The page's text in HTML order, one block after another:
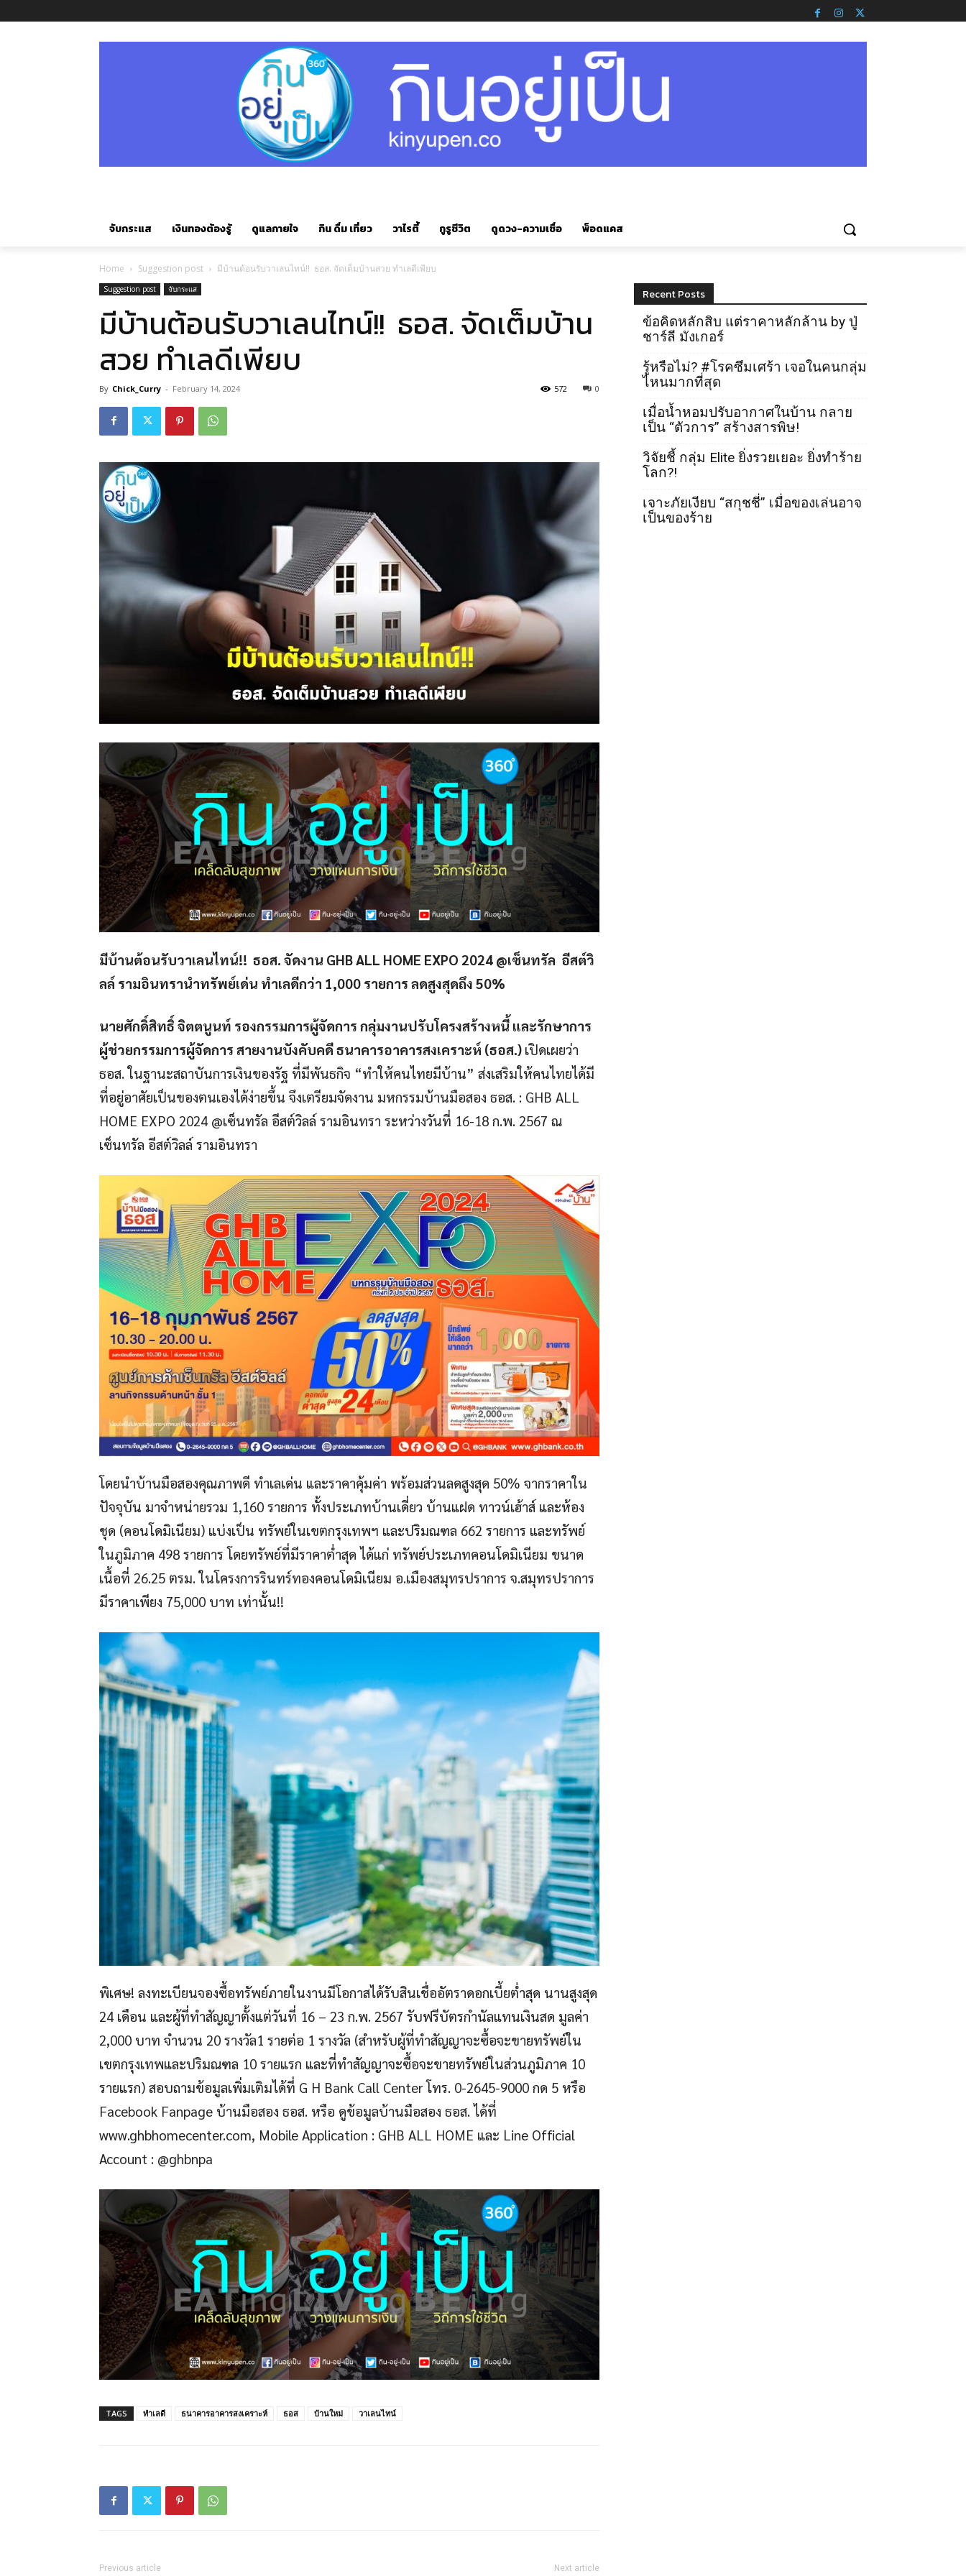
จับกระแส เงินทองต้องรู้ ดูแลกายใจ กิน ดื่ม เที่ยว วาไรตี้ กูรูชีวิต ดูดวง-ความเชื่อ พ็อดแคส
Home Suggestion post มีบ้านต้อนรับวาเลนไทน์!! ธอส. จัดเต็มบ้านสวย ทำเลดีเพียบ
Suggestion post จับกระแส
มีบ้านต้อนรับวาเลนไทน์!! ธอส. จัดเต็มบ้าน
สวย ทำเลดีเพียบ
By Chick_Curry - February 14, 2024 0
572
มีบ้านต้อนรับวาเลนไทน์!! ธอส. จัดงาน GHB ALL HOME EXPO 2024 @เซ็นทรัล อีสต์วิ
ลล์ รามอินทรานำทรัพย์เด่น ทำเลดีกว่า 1,000 รายการ ลดสูงสุดถึง 50%
นายศักดิ์สิทธิ์ จิตตนูนท์ รองกรรมการผู้จัดการ กลุ่มงานปรับโครงสร้างหนี้ และรักษาการ
ผู้ช่วยกรรมการผู้จัดการ สายงานบังคับคดี ธนาคารอาคารสงเคราะห์ (ธอส.) เปิดเผยว่า
ธอส. ในฐานะสถาบันการเงินของรัฐ ที่มีพันธกิจ “ทำให้คนไทยมีบ้าน” ส่งเสริมให้คนไทยได้มี
ที่อยู่อาศัยเป็นของตนเองได้ง่ายขึ้น จึงเตรียมจัดงาน มหกรรมบ้านมือสอง ธอส. : GHB ALL
HOME EXPO 2024 @เซ็นทรัล อีสต์วิลล์ รามอินทรา ระหว่างวันที่ 16-18 ก.พ. 2567 ณ
เซ็นทรัล อีสต์วิลล์ รามอินทรา
โดยนำบ้านมือสองคุณภาพดี ทำเลเด่น และราคาคุ้มค่า พร้อมส่วนลดสูงสุด 50% จากราคาใน
ปัจจุบัน มาจำหน่ายรวม 1,160 รายการ ทั้งประเภทบ้านเดี่ยว บ้านแฝด ทาวน์เฮ้าส์ และห้อง
ชุด (คอนโดมิเนียม) แบ่งเป็น ทรัพย์ในเขตกรุงเทพฯ และปริมณฑล 662 รายการ และทรัพย์
ในภูมิภาค 498 รายการ โดยทรัพย์ที่มีราคาต่ำสุด ได้แก่ ทรัพย์ประเภทคอนโดมิเนียม ขนาด
เนื้อที่ 26.25 ตรม. ในโครงการรินทร์ทองคอนโดมิเนียม อ.เมืองสมุทรปราการ จ.สมุทรปราการ
มีราคาเพียง 75,000 บาท เท่านั้น!!
พิเศษ! ลงทะเบียนจองซื้อทรัพย์ภายในงานมีโอกาสได้รับสินเชื่ออัตราดอกเบี้ยต่ำสุด นานสูงสุด
24 เดือน และผู้ที่ทำสัญญาตั้งแต่วันที่ 16 – 23 ก.พ. 2567 รับฟรีบัตรกำนัลแทนเงินสด มูลค่า
2,000 บาท จำนวน 20 รางวัล1 รายต่อ 1 รางวัล (สำหรับผู้ที่ทำสัญญาจะซื้อจะขายทรัพย์ใน
เขตกรุงเทพและปริมณฑล 10 รายแรก และที่ทำสัญญาจะซื้อจะขายทรัพย์ในส่วนภูมิภาค 10
รายแรก) สอบถามข้อมูลเพิ่มเติมได้ที่ G H Bank Call Center โทร. 0-2645-9000 กด 5 หรือ
Facebook Fanpage บ้านมือสอง ธอส. หรือ ดูข้อมูลบ้านมือสอง ธอส. ได้ที่
www.ghbhomecenter.com, Mobile Application : GHB ALL HOME และ Line Official
Account : @ghbnpa
TAGS ทำเลดี ธนาคารอาคารสงเคราะห์ ธอส บ้านใหม่ วาเลนไทน์
Previous article Next article
Recent Posts
ข้อคิดหลักสิบ แต่ราคาหลักล้าน by ปู่
ชาร์ลี มังเกอร์
รู้หรือไม่? #โรคซึมเศร้า เจอในคนกลุ่ม
ไหนมากที่สุด
เมื่อน้ำหอมปรับอากาศในบ้าน กลาย
เป็น “ตัวการ” สร้างสารพิษ!
วิจัยชี้ กลุ่ม Elite ยิ่งรวยเยอะ ยิ่งทำร้าย
โลก?!
เจาะภัยเงียบ “สกุชชี่” เมื่อของเล่นอาจ
เป็นของร้าย